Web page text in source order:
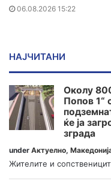
06.08.2026 15:22
НАЈЧИТАНИ
Околу
Попов 1“
ќе ја
зграда
under Актуелно,
Жителите и